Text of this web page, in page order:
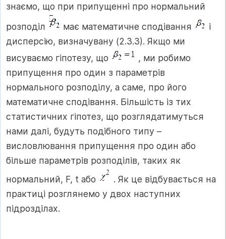
знаємо, що при припущенні про нормальний
розподіл
має математичне сподівання
і
дисперсію, визначувану (2.3.3). Якщо ми
висуваємо гіпотезу, що
, ми робимо
припущення про один з параметрів
нормального розподілу, а саме, про його
математичне сподівання. Більшість із тих
статистичних гіпотез, що розглядатимуться
нами далі, будуть подібного типу –
висловлювання припущення про один або
більше параметрів розподілів, таких як
нормальний, F, t або
. Як це відбувається на
практиці розглянемо у двох наступних
підрозділах.